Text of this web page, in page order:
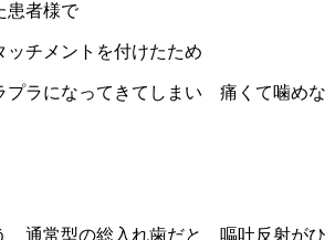
者様で
ッチメントを付けたため
プラになってきてしまい 痛くて噛めな
通常型の総入れ歯だと 嘔吐反射がひ